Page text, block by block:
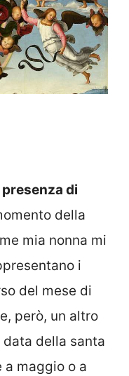
di
della
mia nonna mi
i
del mese di
però, un altro
della santa
a maggio o a